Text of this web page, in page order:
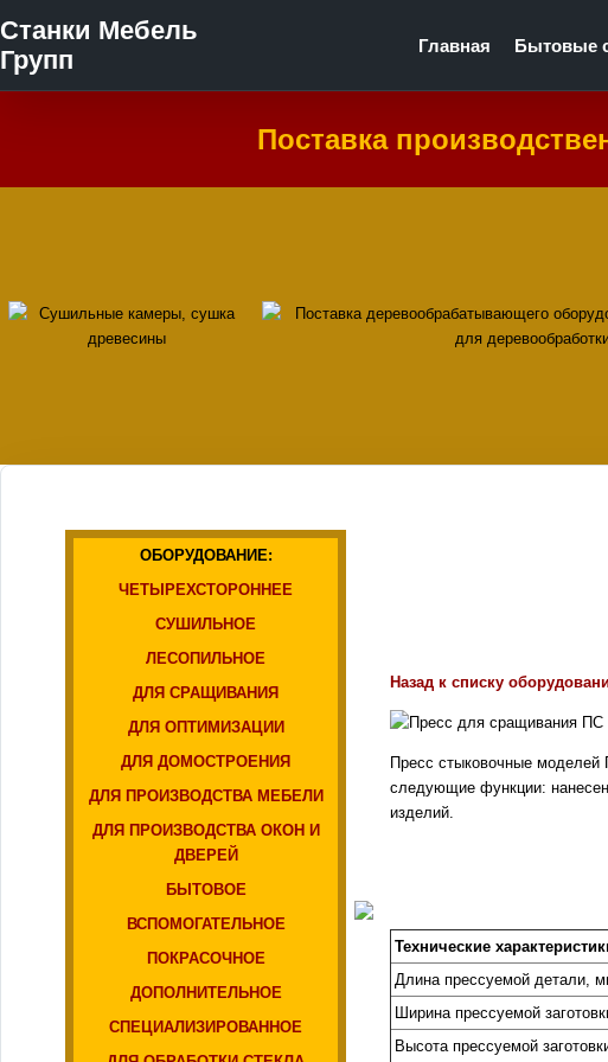
Станки Мебель
Групп
Главная Бытовые
Поставка
ОБОРУДОВАНИЕ:
ЧЕТЫРЕХСТОРОННЕЕ
СУШИЛЬНОЕ
ЛЕСОПИЛЬНОЕ
ДЛЯ СРАЩИВАНИЯ
ДЛЯ ОПТИМИЗАЦИИ
ДЛЯ ДОМОСТРОЕНИЯ
ДЛЯ ПРОИЗВОДСТВА МЕБЕЛИ
ДЛЯ ПРОИЗВОДСТВА ОКОН И
ДВЕРЕЙ
БЫТОВОЕ
ВСПОМОГАТЕЛЬНОЕ
ПОКРАСОЧНОЕ
ДОПОЛНИТЕЛЬНОЕ
СПЕЦИАЛИЗИРОВАННОЕ
Назад к списку
Пресс стыковочные
следующие функции:
изделий.
Технические
Длина прессуемой детали,
Ширина прессуемой
Высота прессуемой